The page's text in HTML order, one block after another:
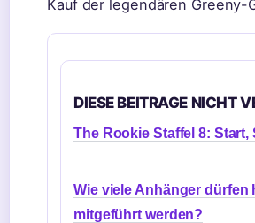
Kauf der legendären
DIESE BEITRAGE NICHT
The Rookie Staffel 8: Start,
Wie viele Anhänger dürfen
mitgeführt werden?